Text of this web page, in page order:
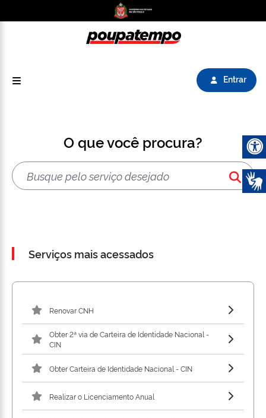
Entrar
O que você procura?
Serviços mais acessados
Renovar CNH
Obter 2ª via de Carteira de Identidade Nacional -
CIN
Obter Carteira de Identidade Nacional - CIN
Realizar o Licenciamento Anual